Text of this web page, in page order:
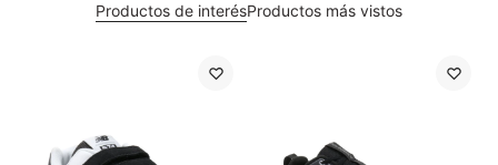
Productos de interésProductos más vistos